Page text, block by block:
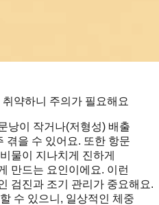
약하니 주의가 필요해요
낭이 작거나(저형성) 배출
겪을 수 있어요. 또한 항문
물이 지나치게 진하게
만드는 요인이에요. 이런
검진과 조기 관리가 중요해요.
수 있으니, 일상적인 체중